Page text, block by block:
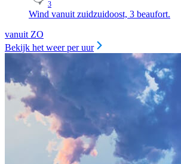
3
Wind vanuit zuidzuidoost, 3 beaufort.
vanuit ZO
Bekijk het weer per uur